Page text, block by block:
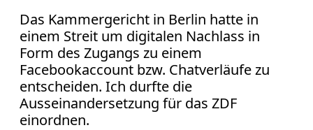
Das Kammergericht in Berlin hatte in
einem Streit um digitalen Nachlass in
Form des Zugangs zu einem
Facebookaccount bzw. Chatverläufe zu
entscheiden. Ich durfte die
Ausseinandersetzung für das ZDF
einordnen.